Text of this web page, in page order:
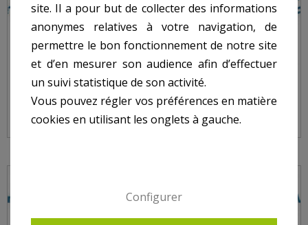
POMPE SWIMMEY - NUM 2 - RONDELLE VIS CORPS
site. Il a pour but de collecter des informations
anonymes relatives à votre navigation, de
permettre le bon fonctionnement de notre site
et d’en mesurer son audience afin d’effectuer
un suivi statistique de son activité.
Vous pouvez régler vos préférences en matière
cookies en utilisant les onglets à gauche.
Configurer